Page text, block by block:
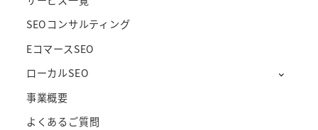
SEOコンサルティング
EコマースSEO
ローカルSEO
事業概要
よくあるご質問